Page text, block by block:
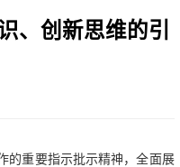
、创新思维的引
的重要指示批示精神，全面展